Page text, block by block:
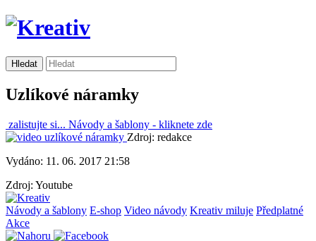
Uzlíkové náramky
zalistujte si... Návody a šablony - kliknete zde
Zdroj: redakce
Vydáno: 11. 06. 2017 21:58
Zdroj: Youtube
Návody a šablony E-shop Video návody Kreativ miluje Předplatné
Akce